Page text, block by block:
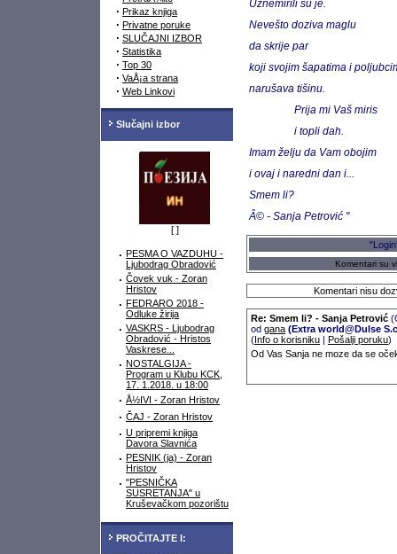
· Prikaz knjiga
· Privatne poruke
· SLUČAJNI IZBOR
· Statistika
· Top 30
· VaÅ¡a strana
· Web Linkovi
Slučajni izbor
[ ]
· PESMA O VAZDUHU -
Ljubodrag Obradović
· Čovek vuk - Zoran
Hristov
· FEDRARO 2018 -
Odluke žirija
· VASKRS - Ljubodrag
Obradović - Hristos
Vaskrese...
· NOSTALGIJA -
Program u Klubu KCK,
17. 1.2018. u 18:00
· Å½IVI - Zoran Hristov
· ČAJ - Zoran Hristov
· U pripremi knjiga
Davora Slavnića
· PESNIK (ja) - Zoran
Hristov
· "PESNIČKA
SUSRETANJA" u
Kruševačkom pozorištu
PROČITAJTE I:
Uznemirili su je.
Nevešto doziva maglu
da skrije par
koji svojim šapatima i
narušava tišinu.
Prija mi Vaš miris
i topli dah.
Imam želju da Vam obojim
i ovaj i naredni dan i...
Smem li?
Â© - Sanja Petrović "
Komentari su
Komentari nisu
Re: Smem li? - Sanja Petrović
od gana (Extra world@Dulse
(Info o korisniku | Pošalji poruku)
Od Vas Sanja ne moze da se